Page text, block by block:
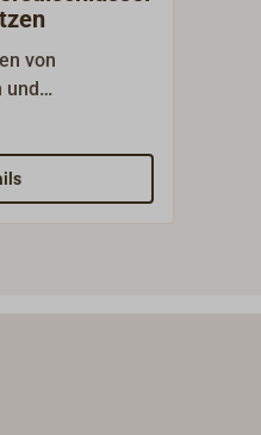
von
und
Standard -